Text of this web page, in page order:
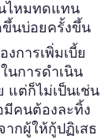
ไหมทดแทน
ขึ้นบ่อยครั้งขึ้น
การเพิ่มเบี้ย
นการดำเนิน
แต่ก็ไม่เป็นเช่น
มีคนต้องละทิ้ง
กผู้ให้กู้ปฏิเสธ